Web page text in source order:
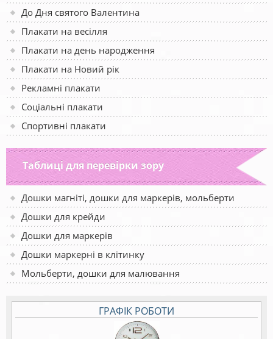
До Дня святого Валентина
Плакати на весілля
Плакати на день народження
Плакати на Новий рік
Рекламні плакати
Соціальні плакати
Спортивні плакати
Таблиці для перевірки зору
Дошки магніті, дошки для маркерів, мольберти
Дошки для крейди
Дошки для маркерів
Дошки маркерні в клітинку
Мольберти, дошки для малювання
ГРАФІК РОБОТИ